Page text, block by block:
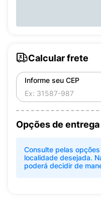
Calcular frete
Informe seu CEP
Opções de entrega
Consulte pelas
localidade desejada.
poderá decidir de